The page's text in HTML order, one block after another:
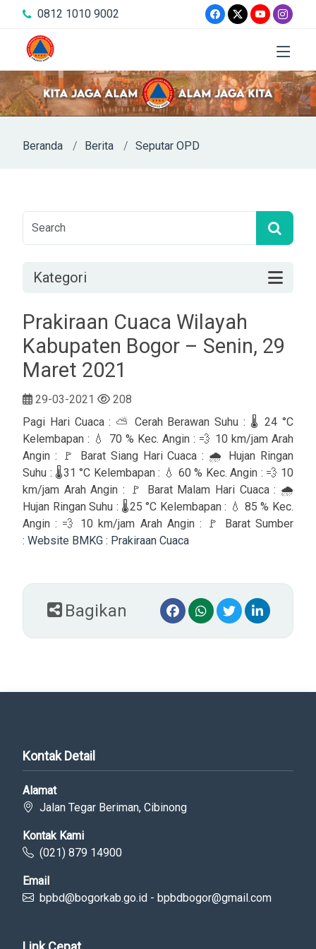
0812 1010 9002
Beranda Berita Seputar OPD
Kategori
Prakiraan Cuaca Wilayah
Kabupaten Bogor – Senin, 29
Maret 2021
29-03-2021
208
Pagi Hari Cuaca : ⛅️ Cerah Berawan Suhu : 🌡 24 °C
Kelembapan : 💧 70 % Kec. Angin : 💨 10 km/jam Arah
Angin : 🚩 Barat Siang Hari Cuaca : 🌧 Hujan Ringan
Suhu : 🌡31 °C Kelembapan : 💧 60 % Kec. Angin : 💨 10
km/jam Arah Angin : 🚩 Barat Malam Hari Cuaca : 🌧
Hujan Ringan Suhu : 🌡25 °C Kelembapan : 💧 85 % Kec.
Angin : 💨 10 km/jam Arah Angin : 🚩 Barat Sumber
: Website BMKG : Prakiraan Cuaca
Bagikan
Kontak Detail
Alamat
Jalan Tegar Beriman, Cibinong
Kontak Kami
(021) 879 14900
Email
bpbd@bogorkab.go.id - bpbdbogor@gmail.com